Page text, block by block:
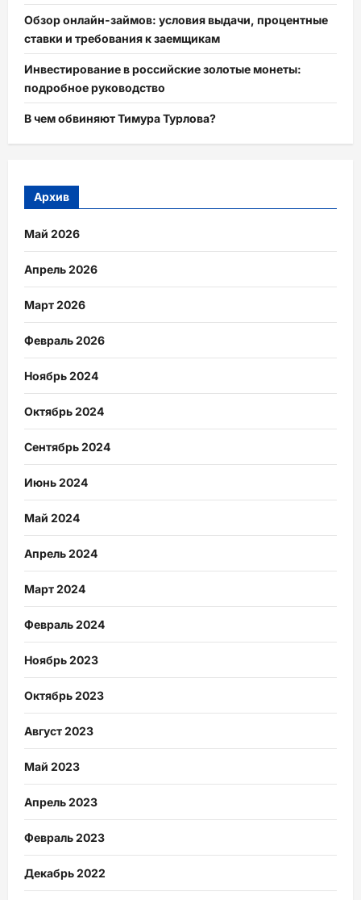
Обзор онлайн-займов: условия выдачи, процентные
ставки и требования к заемщикам
Инвестирование в российские золотые монеты:
подробное руководство
В чем обвиняют Тимура Турлова?
Архив
Май 2026
Апрель 2026
Март 2026
Февраль 2026
Ноябрь 2024
Октябрь 2024
Сентябрь 2024
Июнь 2024
Май 2024
Апрель 2024
Март 2024
Февраль 2024
Ноябрь 2023
Октябрь 2023
Август 2023
Май 2023
Апрель 2023
Февраль 2023
Декабрь 2022